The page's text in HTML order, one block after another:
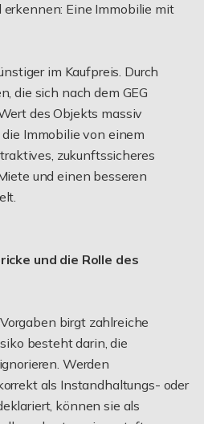
Eine Immobilie mit
im Kaufpreis. Durch
die sich nach dem GEG
des Objekts massiv
Immobilie von einem
zukunftssicheres
und einen besseren
und die Rolle des
birgt zahlreiche
besteht darin, die
Werden
als Instandhaltungs- oder
können sie als